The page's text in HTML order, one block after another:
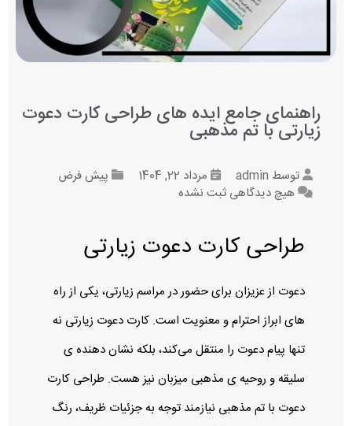
راهنمای جامع ایده‌ های طراحی کارت دعوت
زیارتی با تم مذهبی
توسط admin مرداد 22, 1404
پیش فرض
هیچ دیدگاهی ثبت نشده
طراحی کارت دعوت زیارتی
دعوت از عزیزان برای حضور در مراسم زیارتی، یکی از راه‌
های ابراز احترام و معنویت است. کارت دعوت زیارتی نه
تنها پیام دعوت را منتقل می‌کند، بلکه نشان‌ دهنده‌ ی
سلیقه و روحیه‌ ی مذهبی میزبان نیز هست. طراحی کارت
دعوت با تم مذهبی نیازمند توجه به جزئیات ظریف، رنگ‌